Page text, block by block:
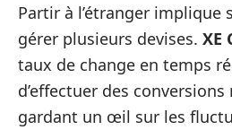
Partir à l’étranger implique
gérer plusieurs devises. XE
taux de change en temps
d’effectuer des
gardant un œil sur les